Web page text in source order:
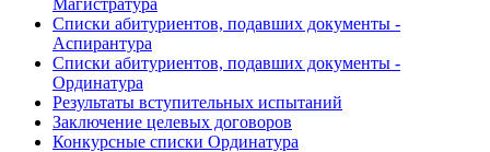
Магистратура
Списки абитуриентов, подавших документы -
Аспирантура
Списки абитуриентов, подавших документы -
Ординатура
Результаты вступительных испытаний
Заключение целевых договоров
Конкурсные списки Ординатура